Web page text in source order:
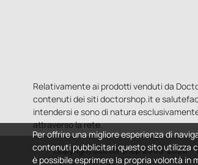
Relativamente ai prodotti venduti da
contenuti dei siti doctorshop.it e
intendersi e sono di natura
attraverso la rete.
Copyright DoctorShop 2005-2026 -
Per offrire una migliore esperienza di
contenuti pubblicitari questo sito utilizza
è possibile esprimere la propria volontà